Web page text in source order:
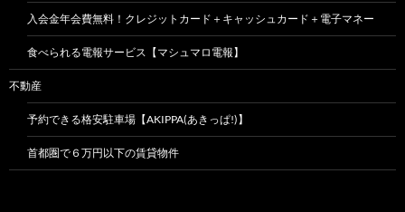
入会金年会費無料！クレジットカード＋キャッシュカード＋電子マネー
食べられる電報サービス【マシュマロ電報】
不動産
予約できる格安駐車場【AKIPPA(あきっぱ!)】
首都圏で６万円以下の賃貸物件